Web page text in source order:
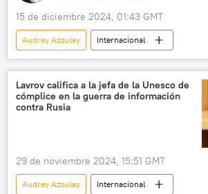
15 de diciembre 2024, 01:43 GMT
Audrey Azoulay
Internacional
María Zajárova
Ucrania
Moscú
Rusia
periodistas
Unión de Periodistas de Rusia (UPR)
Lavrov califica a la jefa de la Unesco de
cómplice en la guerra de información
contra Rusia
29 de noviembre 2024, 15:51 GMT
Audrey Azoulay
Internacional